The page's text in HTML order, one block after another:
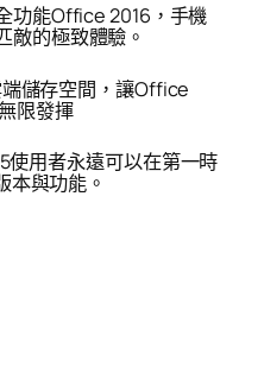
功能Office 2016，手機
敵的極致體驗。
儲存空間，讓Office
限發揮
用者永遠可以在第一時
與功能。